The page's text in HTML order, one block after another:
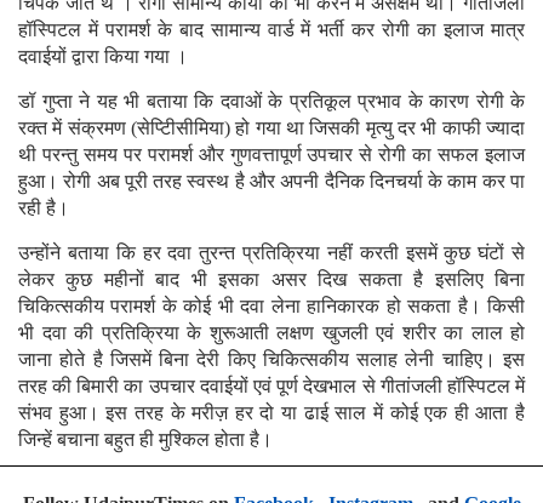
हॉस्पिटल में परामर्श के बाद सामान्य वार्ड में भर्ती कर रोगी का इलाज मात्र
दवाईयों द्वारा किया गया ।
डॉ गुप्ता ने यह भी बताया कि दवाओं के प्रतिकूल प्रभाव के कारण रोगी के
रक्त में संक्रमण (सेप्टिीसीमिया) हो गया था जिसकी मृत्यु दर भी काफी ज्यादा
थी परन्तु समय पर परामर्श और गुणवत्तापूर्ण उपचार से रोगी का सफल इलाज
हुआ। रोगी अब पूरी तरह स्वस्थ है और अपनी दैनिक दिनचर्या के काम कर पा
रही है।
उन्होंने बताया कि हर दवा तुरन्त प्रतिक्रिया नहीं करती इसमें कुछ घंटों से
लेकर कुछ महीनों बाद भी इसका असर दिख सकता है इसलिए बिना
चिकित्सकीय परामर्श के कोई भी दवा लेना हानिकारक हो सकता है। किसी
भी दवा की प्रतिक्रिया के शुरूआती लक्षण खुजली एवं शरीर का लाल हो
जाना होते है जिसमें बिना देरी किए चिकित्सकीय सलाह लेनी चाहिए। इस
तरह की बिमारी का उपचार दवाईयों एवं पूर्ण देखभाल से गीतांजली हॉस्पिटल में
संभव हुआ। इस तरह के मरीज़ हर दो या ढाई साल में कोई एक ही आता है
जिन्हें बचाना बहुत ही मुश्किल होता है।